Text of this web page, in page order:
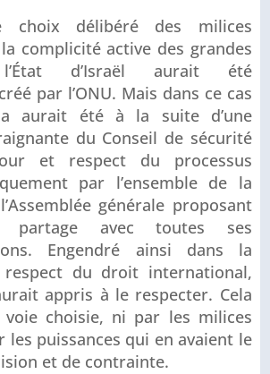
choix délibéré des milices
complicité active des grandes
l’État d’Israël aurait été
par l’ONU. Mais dans ce cas
aurait été à la suite d’une
du Conseil de sécurité
et respect du processus
par l’ensemble de la
générale proposant
avec toutes ses
Engendré ainsi dans la
du droit international,
appris à le respecter. Cela
voie choisie, ni par les milices
les puissances qui en avaient le
et de contrainte.